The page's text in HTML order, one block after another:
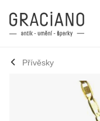
Přívěsky